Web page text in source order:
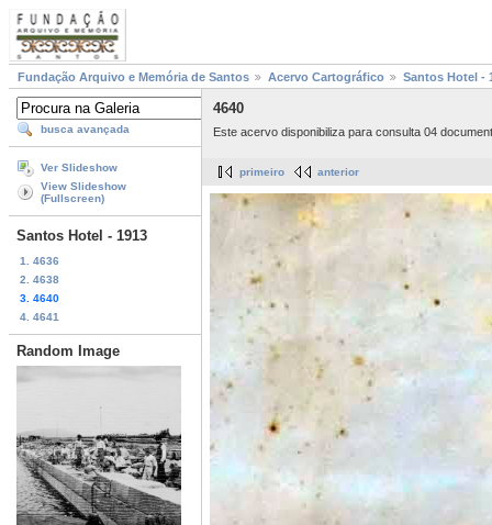
Fundação Arquivo e Memória de Santos Acervo Cartográfico Santos Hotel -
busca avançada
Ver Slideshow
View Slideshow
(Fullscreen)
Santos Hotel - 1913
1. 4636
2. 4638
3. 4640
4. 4641
Random Image
4640
Este acervo disponibiliza para consulta 04
primeiro anterior